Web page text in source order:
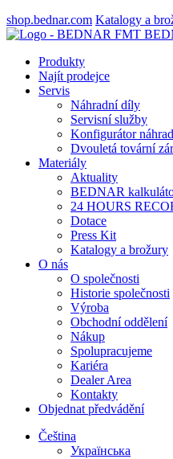
shop.bednar.com Katalogy a
Produkty
Najít prodejce
Servis
Náhradní díly
Servisní služby
Konfigurátor
Dvouletá tovární
Materiály
Aktuality
BEDNAR
24 HOURS
Dotace
Press Kit
Katalogy a brožury
O nás
O společnosti
Historie společnosti
Výroba
Obchodní oddělení
Nákup
Spolupracujeme
Kariéra
Dealer Area
Kontakty
Objednat předvádění
Čeština
Українська